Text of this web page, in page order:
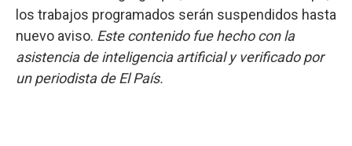
los trabajos programados serán suspendidos hasta
nuevo aviso. Este contenido fue hecho con la
asistencia de inteligencia artificial y verificado por
un periodista de El País.